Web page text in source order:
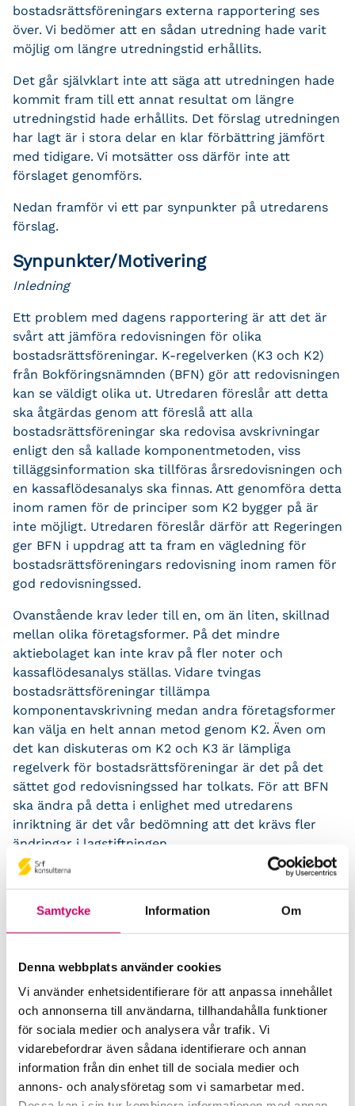
Samtycke Information Om
Denna webbplats använder cookies
Vi använder enhetsidentifierare för att anpassa innehållet
och annonserna till användarna, tillhandahålla funktioner
för sociala medier och analysera vår trafik. Vi
vidarebefordrar även sådana identifierare och annan
information från din enhet till de sociala medier och
annons- och analysföretag som vi samarbetar med.
bostadsrättsföreningars externa rapportering ses
över. Vi bedömer att en sådan utredning hade varit
möjlig om längre utredningstid erhållits.
Det går självklart inte att säga att utredningen hade
kommit fram till ett annat resultat om längre
utredningstid hade erhållits. Det förslag utredningen
har lagt är i stora delar en klar förbättring jämfört
med tidigare. Vi motsätter oss därför inte att
förslaget genomförs.
Nedan framför vi ett par synpunkter på utredarens
förslag.
Synpunkter/Motivering
Inledning
Ett problem med dagens rapportering är att det är
svårt att jämföra redovisningen för olika
bostadsrättsföreningar. K-regelverken (K3 och K2)
från Bokföringsnämnden (BFN) gör att redovisningen
kan se väldigt olika ut. Utredaren föreslår att detta
ska åtgärdas genom att föreslå att alla
bostadsrättsföreningar ska redovisa avskrivningar
enligt den så kallade komponentmetoden, viss
tilläggsinformation ska tillföras årsredovisningen och
en kassaflödesanalys ska finnas. Att genomföra detta
inom ramen för de principer som K2 bygger på är
inte möjligt. Utredaren föreslår därför att Regeringen
ger BFN i uppdrag att ta fram en vägledning för
bostadsrättsföreningars redovisning inom ramen för
god redovisningssed.
Ovanstående krav leder till en, om än liten, skillnad
mellan olika företagsformer. På det mindre
aktiebolaget kan inte krav på fler noter och
kassaflödesanalys ställas. Vidare tvingas
bostadsrättsföreningar tillämpa
komponentavskrivning medan andra företagsformer
kan välja en helt annan metod genom K2. Även om
det kan diskuteras om K2 och K3 är lämpliga
regelverk för bostadsrättsföreningar är det på det
sättet god redovisningssed har tolkats. För att BFN
ska ändra på detta i enlighet med utredarens
inriktning är det vår bedömning att det krävs fler
ändringar i lagstiftningen.
Lagändring
Den enda lagändring BFN har att ta hänsyn till är att
enligt komponentmetoden. Det föreslås också att
BFN inom ramen för god redovisningssed ska ställa
ytterligare krav på vissa noter och att
kassaflödesanalys ska vara tvingande. Vi anser att
det bör framgå av lagtext. 9 kap. 26 §
bostadsrättslagen (1991:614); BRL kan kompletteras
andra) stycke med till exempel följande lydelse: